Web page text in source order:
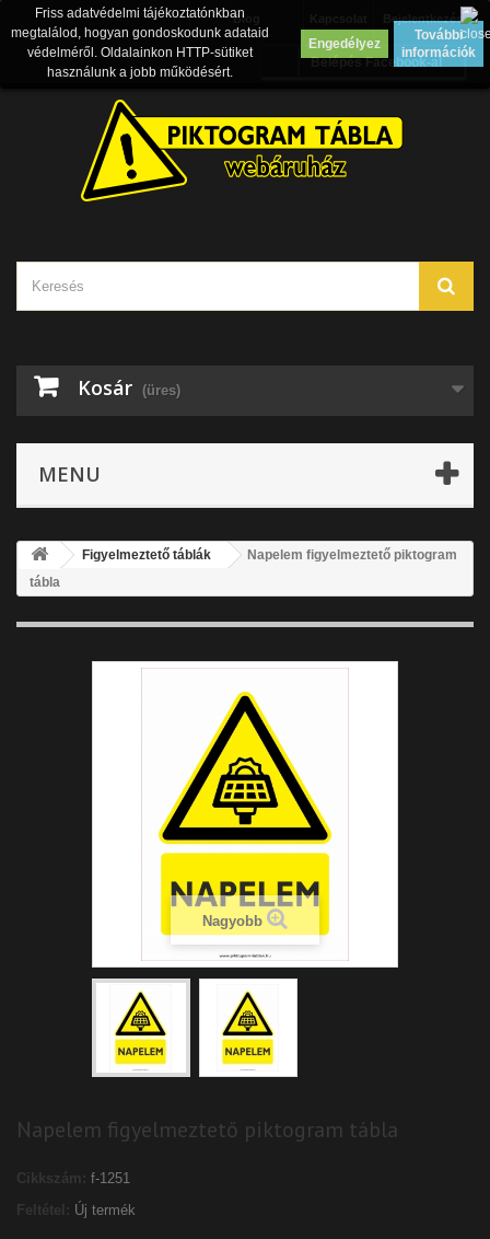
Bejelentkezés
Blog
Belépés Facebook-al
Kosár (üres)
MENU
Friss adatvédelmi tájékoztatónkban
megtalálod, hogyan gondoskodunk adataid
védelméről. Oldalainkon HTTP-sütiket
használunk a jobb működésért.
Engedélyez
További
információk
Figyelmeztető táblák
Napelem figyelmeztető piktogram
tábla
Nagyobb
Napelem figyelmeztető piktogram tábla
Cikkszám: f-1251
Feltétel: Új termék